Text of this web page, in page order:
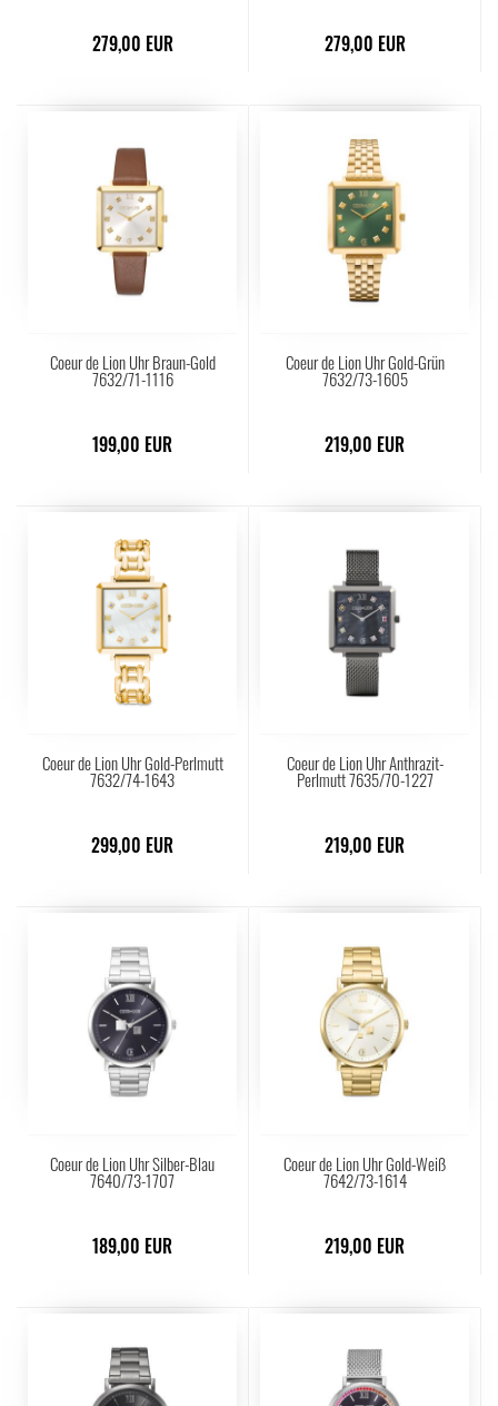
279,00 EUR 279,00 EUR
Coeur de Lion Uhr Braun-Gold
7632/71-1116
199,00 EUR
Coeur de Lion Uhr Gold-Grün
7632/73-1605
219,00 EUR
Coeur de Lion Uhr Gold-Perlmutt
7632/74-1643
299,00 EUR
Coeur de Lion Uhr Anthrazit-
Perlmutt 7635/70-1227
219,00 EUR
Coeur de Lion Uhr Silber-Blau
7640/73-1707
189,00 EUR
Coeur de Lion Uhr Gold-Weiß
7642/73-1614
219,00 EUR